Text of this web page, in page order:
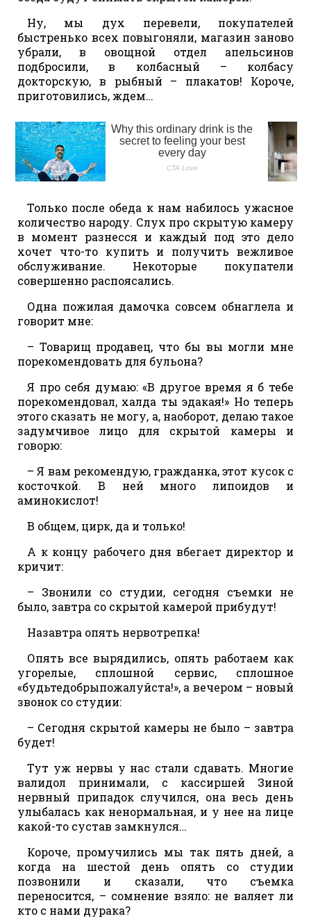
Ну, мы дух перевели, покупателей
быстренько всех повыгоняли, магазин заново
убрали, в овощной отдел апельсинов
подбросили, в колбасный – колбасу
докторскую, в рыбный – плакатов! Короче,
приготовились, ждем…
Только после обеда к нам набилось ужасное
количество народу. Слух про скрытую камеру
в момент разнесся и каждый под это дело
хочет что-то купить и получить вежливое
обслуживание. Некоторые покупатели
совершенно распоясались.
Одна пожилая дамочка совсем обнаглела и
говорит мне:
– Товарищ продавец, что бы вы могли мне
порекомендовать для бульона?
Я про себя думаю: «В другое время я б тебе
порекомендовал, халда ты эдакая!» Но теперь
этого сказать не могу, а, наоборот, делаю такое
задумчивое лицо для скрытой камеры и
говорю:
– Я вам рекомендую, гражданка, этот кусок с
косточкой. В ней много липоидов и
аминокислот!
В общем, цирк, да и только!
А к концу рабочего дня вбегает директор и
кричит:
– Звонили со студии, сегодня съемки не
было, завтра со скрытой камерой прибудут!
Назавтра опять нервотрепка!
Опять все вырядились, опять работаем как
угорелые, сплошной сервис, сплошное
«будьтедобрыпожалуйста!», а вечером – новый
звонок со студии:
– Сегодня скрытой камеры не было – завтра
будет!
Тут уж нервы у нас стали сдавать. Многие
валидол принимали, с кассиршей Зиной
нервный припадок случился, она весь день
улыбалась как ненормальная, и у нее на лице
какой-то сустав замкнулся…
Короче, промучились мы так пять дней, а
когда на шестой день опять со студии
позвонили и сказали, что съемка
переносится, – сомнение взяло: не валяет ли
кто с нами дурака?